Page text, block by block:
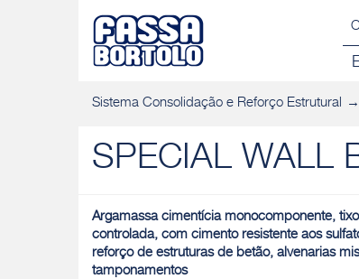
Sistema Consolidação e Reforço Estrutural
SPECIAL WALL
Argamassa cimentícia monocomponente,
controlada, com cimento resistente aos
reforço de estruturas de betão, alvenarias
tamponamentos